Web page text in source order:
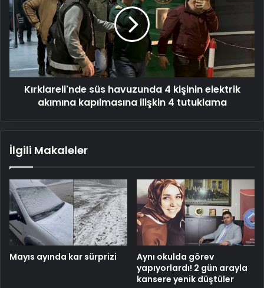
4
kişinin
elektrik
akımına
kapılmasına
ilişkin
tutuklama
Kırklareli'nde süs havuzunda 4 kişinin elektrik
akımına kapılmasına ilişkin 4 tutuklama
İlgili Makaleler
Mayıs ayında kar sürprizi
Aynı okulda görev
yapıyorlardı! 2 gün arayla
kansere yenik düştüler